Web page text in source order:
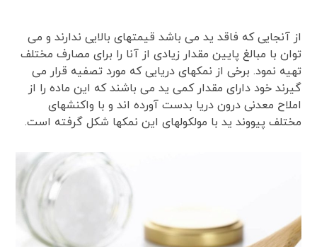
از آنجایی که فاقد ید می باشد قیمتهای بالایی ندارند و می
توان با مبالغ پایین مقدار زیادی از آنا را برای مصارف مختلف
تهیه نمود. برخی از نمکهای دریایی که مورد تصفیه قرار می
گیرند خود دارای مقدار کمی ید می باشند که این ماده را از
املاح معدنی درون دریا بدست آورده اند و با واکنشهای
مختلف پیووند ید با مولکولهای این نمکها شکل گرفته است.